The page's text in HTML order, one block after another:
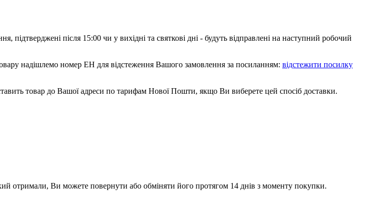
після 15:00 чи у вихідні та святкові дні - будуть відправлені на наступний робочий
надішлемо номер ЕН для відстеження Вашого замовлення за посиланням: відстежити посилку
товар до Вашої адреси по тарифам Нової Пошти, якщо Ви виберете цей спосіб доставки.
отримали, Ви можете повернути або обміняти його протягом 14 днів з моменту покупки.